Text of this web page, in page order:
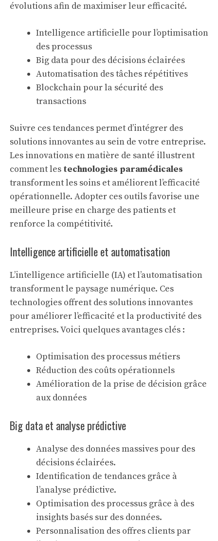
évolutions afin de maximiser leur efficacité.
Intelligence artificielle pour l’optimisation
des processus
Big data pour des décisions éclairées
Automatisation des tâches répétitives
Blockchain pour la sécurité des
transactions
Suivre ces tendances permet d’intégrer des
solutions innovantes au sein de votre entreprise.
Les innovations en matière de santé illustrent
comment les technologies paramédicales
transforment les soins et améliorent l’efficacité
opérationnelle. Adopter ces outils favorise une
meilleure prise en charge des patients et
renforce la compétitivité.
Intelligence artificielle et automatisation
L’intelligence artificielle (IA) et l’automatisation
transforment le paysage numérique. Ces
technologies offrent des solutions innovantes
pour améliorer l’efficacité et la productivité des
entreprises. Voici quelques avantages clés :
Optimisation des processus métiers
Réduction des coûts opérationnels
Amélioration de la prise de décision grâce
aux données
Big data et analyse prédictive
Analyse des données massives pour des
décisions éclairées.
Identification de tendances grâce à
l’analyse prédictive.
Optimisation des processus grâce à des
insights basés sur des données.
Personnalisation des offres clients par